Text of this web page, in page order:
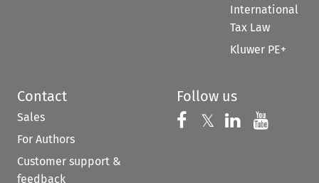
International
Tax Law
Kluwer PE+
Contact
Sales
For Authors
Customer support &
feedback
Follow us
Follow us on
𝕏 Follow us on
Follow us